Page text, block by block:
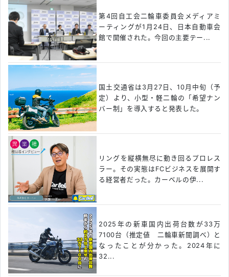
第4回自工会二輪車委員会メディアミ
ーティングが1月24日、日本自動車会
館で開催された。今回の主要テー...
国土交通省は3月27日、10月中旬（予
定）より、小型・軽二輪の「希望ナン
バー制」を導入すると発表した。
リングを縦横無尽に動き回るプロレス
ラー。その実態はFCビジネスを展開す
る経営者だった。カーベルの伊...
2025年の新車国内出荷台数が33万
7100台（推定値 二輪車新聞調べ）と
なったことが分かった。2024年に
32...